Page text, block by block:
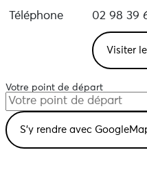
Téléphone
02 98 39
Visiter
Votre point de départ